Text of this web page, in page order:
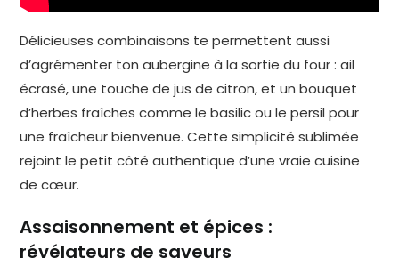
Délicieuses combinaisons te permettent aussi
d’agrémenter ton aubergine à la sortie du four : ail
écrasé, une touche de jus de citron, et un bouquet
d’herbes fraîches comme le basilic ou le persil pour
une fraîcheur bienvenue. Cette simplicité sublimée
rejoint le petit côté authentique d’une vraie cuisine
de cœur.
Assaisonnement et épices :
révélateurs de saveurs